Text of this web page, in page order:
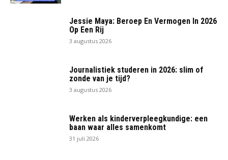
Jessie Maya: Beroep En Vermogen In 2026
Op Een Rij
3 augustus 2026
Journalistiek studeren in 2026: slim of
zonde van je tijd?
3 augustus 2026
Werken als kinderverpleegkundige: een
baan waar alles samenkomt
31 juli 2026